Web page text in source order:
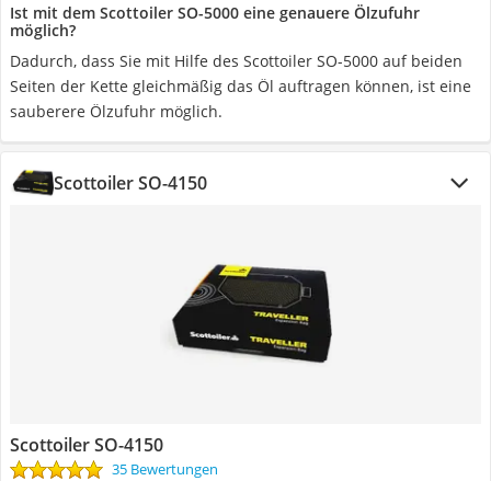
Ist mit dem Scottoiler SO-5000 eine genauere Ölzufuhr
möglich?
Dadurch, dass Sie mit Hilfe des Scottoiler SO-5000 auf beiden
Seiten der Kette gleichmäßig das Öl auftragen können, ist eine
sauberere Ölzufuhr möglich.
Scottoiler SO-4150
Scottoiler SO-4150
35 Bewertungen